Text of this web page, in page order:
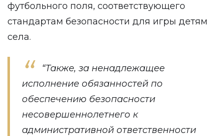
футбольного поля, соответствующего
стандартам безопасности для игры детям
села.
“Также, за ненадлежащее
исполнение обязанностей по
обеспечению безопасности
несовершеннолетнего к
административной ответственности